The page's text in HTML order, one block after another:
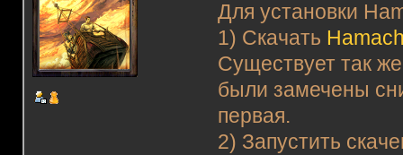
Для установки
1) Скачать
Существует так
были замечены
первая.
2) Запустить